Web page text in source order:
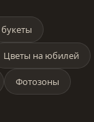
Цветы на юбилей
Фотозоны